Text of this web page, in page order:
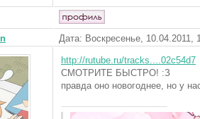
Дата: Воскресенье,
http://rutube.ru/tracks....02c54d7
СМОТРИТЕ БЫСТРО! :З
правда оно новогоднее, но у